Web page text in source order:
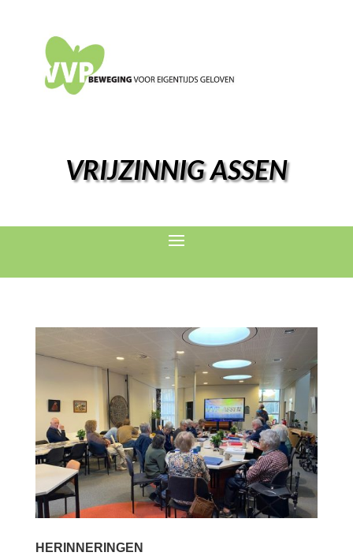
VRIJZINNIG ASSEN
HERINNERINGEN